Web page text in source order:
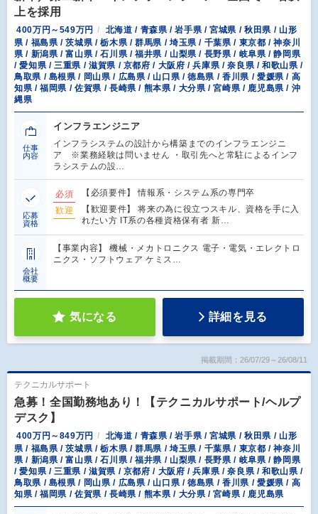
上を採用
400万円～549万円
北海道 / 青森県 / 岩手県 / 宮城県 / 秋田県 / 山形
県 / 福島県 / 茨城県 / 栃木県 / 群馬県 / 埼玉県 / 千葉県 / 東京都 / 神奈川
県 / 新潟県 / 富山県 / 石川県 / 福井県 / 山梨県 / 長野県 / 岐阜県 / 静岡県
/ 愛知県 / 三重県 / 滋賀県 / 京都府 / 大阪府 / 兵庫県 / 奈良県 / 和歌山県 /
鳥取県 / 島根県 / 岡山県 / 広島県 / 山口県 / 徳島県 / 香川県 / 愛媛県 / 高
知県 / 福岡県 / 佐賀県 / 長崎県 / 熊本県 / 大分県 / 宮崎県 / 鹿児島県 / 沖
縄県
仕事
内容
インフラエンジニア
インフラシステムの設計から構築までのインフラエンジニ
ア ※業務経験は問いません ・取引先へと常駐によるインフ
ラシステムの設…
応募
資格
必須
【必須要件】 情報系・システム系の専門卒
歓迎
【歓迎要件】 将来の為に役立つスキル、資格を手に入
れたい方 IT系の各種資格保有者 新…
会社
概要
【事業内容】 機械・メカトロニクス 電子・電気・エレクトロ
ニクス・ソフトウェア ケミス…
気になる 詳細を見る
掲載期間：26/07/29～26/08/11
テクニカルサポート
急募！全国勤務地あり！【テクニカルサポート/ヘルプ
デスク】
400万円～849万円
北海道 / 青森県 / 岩手県 / 宮城県 / 秋田県 / 山形
県 / 福島県 / 茨城県 / 栃木県 / 群馬県 / 埼玉県 / 千葉県 / 東京都 / 神奈川
県 / 新潟県 / 富山県 / 石川県 / 福井県 / 山梨県 / 長野県 / 岐阜県 / 静岡県
/ 愛知県 / 三重県 / 滋賀県 / 京都府 / 大阪府 / 兵庫県 / 奈良県 / 和歌山県 /
鳥取県 / 島根県 / 岡山県 / 広島県 / 山口県 / 徳島県 / 香川県 / 愛媛県 / 高
知県 / 福岡県 / 佐賀県 / 長崎県 / 熊本県 / 大分県 / 宮崎県 / 鹿児島県